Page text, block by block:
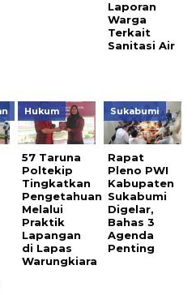
Laporan
Warga
Terkait
Sanitasi Air
Hukum
57 Taruna
Poltekip
Tingkatkan
Pengetahuan
Melalui
Praktik
Lapangan
di Lapas
Warungkiara
Sukabumi
Rapat
Pleno PWI
Kabupaten
Sukabumi
Digelar,
Bahas 3
Agenda
Penting